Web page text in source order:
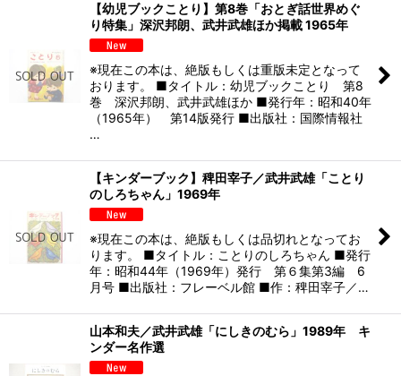
【幼児ブックことり】第8巻「おとぎ話世界めぐ
り特集」深沢邦朗、武井武雄ほか掲載 1965年
※現在この本は、絶版もしくは重版未定となって
おります。 ■タイトル：幼児ブックことり 第8
巻 深沢邦朗、武井武雄ほか ■発行年：昭和40年
（1965年） 第14版発行 ■出版社：国際情報社
…
【キンダーブック】稗田宰子／武井武雄「ことり
のしろちゃん」1969年
※現在この本は、絶版もしくは品切れとなってお
ります。 ■タイトル：ことりのしろちゃん ■発行
年：昭和44年（1969年）発行 第６集第3編 6
月号 ■出版社：フレーベル館 ■作：稗田宰子／…
山本和夫／武井武雄「にしきのむら」1989年 キ
ンダー名作選